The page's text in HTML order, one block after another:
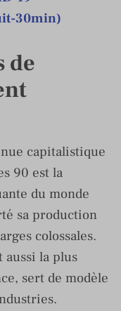
30min)
de
capitalistique
90 est la
du monde
sa production
colossales.
aussi la plus
sert de modèle